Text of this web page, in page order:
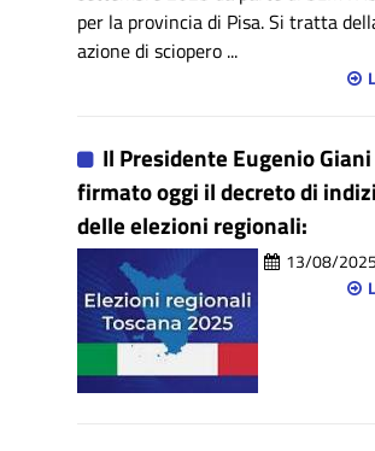
per la provincia di Pisa. Si tratta
azione di sciopero ...
Il Presidente Eugenio
firmato oggi il decreto di
delle elezioni regionali:
13/08/2025